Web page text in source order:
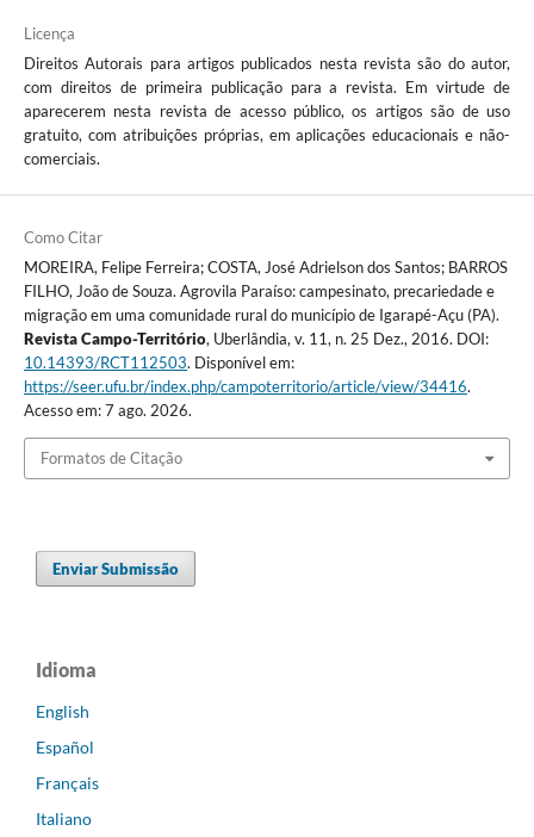
Licença
Direitos Autorais para artigos publicados nesta revista são do autor,
com direitos de primeira publicação para a revista. Em virtude de
aparecerem nesta revista de acesso público, os artigos são de uso
gratuito, com atribuições próprias, em aplicações educacionais e não-
comerciais.
Como Citar
MOREIRA, Felipe Ferreira; COSTA, José Adrielson dos Santos; BARROS
FILHO, João de Souza. Agrovila Paraíso: campesinato, precariedade e
migração em uma comunidade rural do município de Igarapé-Açu (PA).
Revista Campo-Território, Uberlândia, v. 11, n. 25 Dez., 2016. DOI:
10.14393/RCT112503. Disponível em:
https://seer.ufu.br/index.php/campoterritorio/article/view/34416.
Acesso em: 7 ago. 2026.
Formatos de Citação
Enviar Submissão
Idioma
English
Español
Français
Italiano